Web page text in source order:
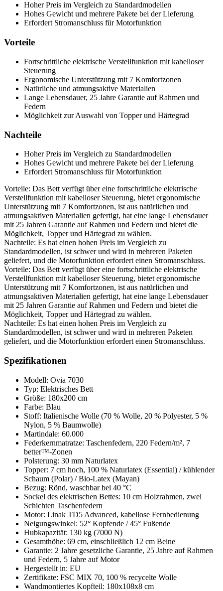
Hoher Preis im Vergleich zu Standardmodellen
Hohes Gewicht und mehrere Pakete bei der Lieferung
Erfordert Stromanschluss für Motorfunktion
Vorteile
Fortschrittliche elektrische Verstellfunktion mit kabelloser
Steuerung
Ergonomische Unterstützung mit 7 Komfortzonen
Natürliche und atmungsaktive Materialien
Lange Lebensdauer, 25 Jahre Garantie auf Rahmen und
Federn
Möglichkeit zur Auswahl von Topper und Härtegrad
Nachteile
Hoher Preis im Vergleich zu Standardmodellen
Hohes Gewicht und mehrere Pakete bei der Lieferung
Erfordert Stromanschluss für Motorfunktion
Vorteile: Das Bett verfügt über eine fortschrittliche elektrische
Verstellfunktion mit kabelloser Steuerung, bietet ergonomische
Unterstützung mit 7 Komfortzonen, ist aus natürlichen und
atmungsaktiven Materialien gefertigt, hat eine lange Lebensdauer
mit 25 Jahren Garantie auf Rahmen und Federn und bietet die
Möglichkeit, Topper und Härtegrad zu wählen.
Nachteile: Es hat einen hohen Preis im Vergleich zu
Standardmodellen, ist schwer und wird in mehreren Paketen
geliefert, und die Motorfunktion erfordert einen Stromanschluss.
Vorteile: Das Bett verfügt über eine fortschrittliche elektrische
Verstellfunktion mit kabelloser Steuerung, bietet ergonomische
Unterstützung mit 7 Komfortzonen, ist aus natürlichen und
atmungsaktiven Materialien gefertigt, hat eine lange Lebensdauer
mit 25 Jahren Garantie auf Rahmen und Federn und bietet die
Möglichkeit, Topper und Härtegrad zu wählen.
Nachteile: Es hat einen hohen Preis im Vergleich zu
Standardmodellen, ist schwer und wird in mehreren Paketen
geliefert, und die Motorfunktion erfordert einen Stromanschluss.
Spezifikationen
Modell: Ovia 7030
Typ: Elektrisches Bett
Größe: 180x200 cm
Farbe: Blau
Stoff: Italienische Wolle (70 % Wolle, 20 % Polyester, 5 %
Nylon, 5 % Baumwolle)
Martindale: 60.000
Federkernmatratze: Taschenfedern, 220 Federn/m², 7
better™-Zonen
Polsterung: 30 mm Naturlatex
Topper: 7 cm hoch, 100 % Naturlatex (Essential) / kühlender
Schaum (Polar) / Bio-Latex (Mayan)
Bezug: Rönd, waschbar bei 40 °C
Sockel des elektrischen Bettes: 10 cm Holzrahmen, zwei
Schichten Taschenfedern
Motor: Linak TD5 Advanced, kabellose Fernbedienung
Neigungswinkel: 52° Kopfende / 45° Fußende
Hubkapazität: 130 kg (7000 N)
Gesamthöhe: 69 cm, einschließlich 12 cm Beine
Garantie: 2 Jahre gesetzliche Garantie, 25 Jahre auf Rahmen
und Federn, 5 Jahre auf Motor
Hergestellt in: EU
Zertifikate: FSC MIX 70, 100 % recycelte Wolle
Wandmontiertes Kopfteil: 180x108x8 cm